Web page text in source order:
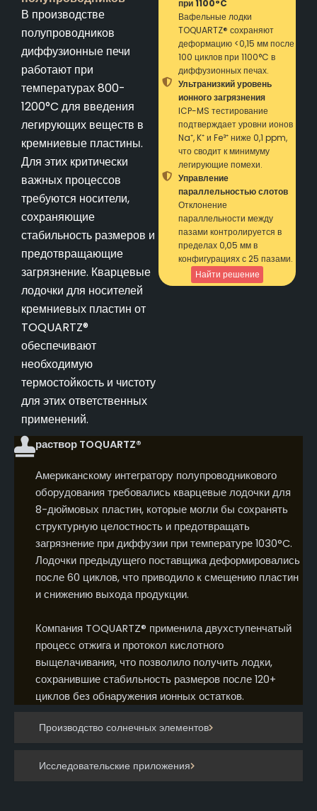
Производство солнечных элементов
Исследовательские приложения
В производстве
полупроводников
диффузионные печи
работают при
температурах 800-
1200°C для введения
легирующих веществ в
кремниевые пластины.
Для этих критически
важных процессов
требуются носители,
сохраняющие
стабильность размеров и
предотвращающие
загрязнение. Кварцевые
лодочки для носителей
кремниевых пластин от
TOQUARTZ®
обеспечивают
необходимую
термостойкость и чистоту
для этих ответственных
применений.
при 1100°C
Вафельные лодки
TOQUARTZ® сохраняют
деформацию <0,15 мм после
100 циклов при 1100°C в
диффузионных печах.
Ультранизкий уровень
ионного загрязнения
ICP-MS тестирование
подтверждает уровни ионов
Na⁺, K⁺ и Fe³⁺ ниже 0,1 ppm,
что сводит к минимуму
легирующие помехи.
Управление
параллельностью слотов
Отклонение
параллельности между
пазами контролируется в
пределах 0,05 мм в
конфигурациях с 25 пазами.
Найти решение
раствор TOQUARTZ®
Американскому интегратору полупроводникового
оборудования требовались кварцевые лодочки для
8-дюймовых пластин, которые могли бы сохранять
структурную целостность и предотвращать
загрязнение при диффузии при температуре 1030°C.
Лодочки предыдущего поставщика деформировались
после 60 циклов, что приводило к смещению пластин
и снижению выхода продукции.
Компания TOQUARTZ® применила двухступенчатый
процесс отжига и протокол кислотного
выщелачивания, что позволило получить лодки,
сохранившие стабильность размеров после 120+
циклов без обнаружения ионных остатков.